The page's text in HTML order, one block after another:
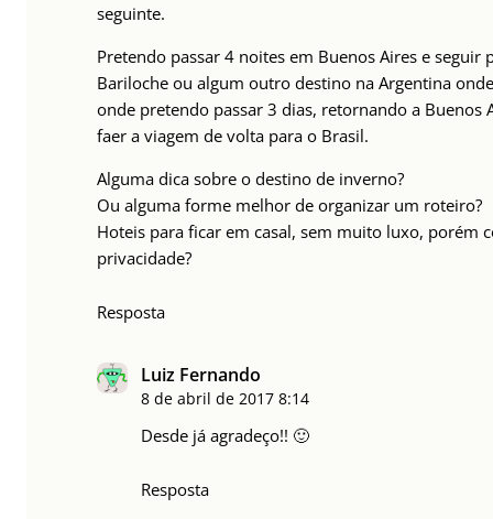
seguinte.
Pretendo passar 4 noites em Buenos Aires e seguir
Bariloche ou algum outro destino na Argentina
onde pretendo passar 3 dias, retornando a Buenos
faer a viagem de volta para o Brasil.
Alguma dica sobre o destino de inverno?
Ou alguma forme melhor de organizar um roteiro?
Hoteis para ficar em casal, sem muito luxo, porém
privacidade?
Resposta
Luiz Fernando
8 de abril de 2017 8:14
Desde já agradeço!! 🙂
Resposta